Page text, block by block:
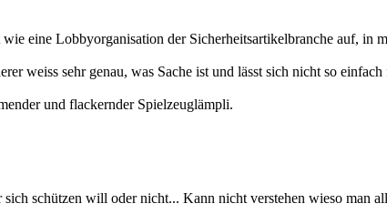
eine Lobbyorganisation der Sicherheitsartikelbranche auf, in
weiss sehr genau, was Sache ist und lässt sich nicht so
und flackernder Spielzeuglämpli.
schützen will oder nicht... Kann nicht verstehen wieso man